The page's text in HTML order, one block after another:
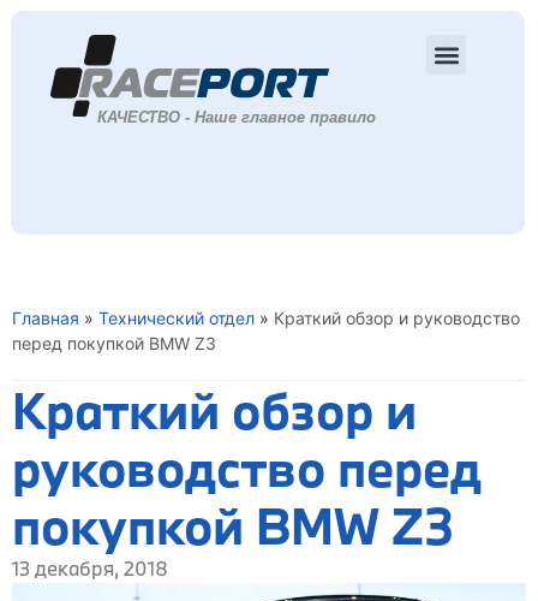
Главная » Технический отдел » Краткий обзор и руководство
перед покупкой BMW Z3
Краткий обзор и
руководство перед
покупкой BMW Z3
13 декабря, 2018